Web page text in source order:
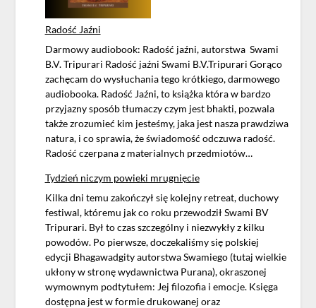
Radość Jaźni
Darmowy audiobook: Radość jaźni, autorstwa Swami
B.V. Tripurari Radość jaźni Swami B.V.Tripurari Gorąco
zachęcam do wysłuchania tego krótkiego, darmowego
audiobooka. Radość Jaźni, to książka która w bardzo
przyjazny sposób tłumaczy czym jest bhakti, pozwala
także zrozumieć kim jesteśmy, jaka jest nasza prawdziwa
natura, i co sprawia, że świadomość odczuwa radość.
Radość czerpana z materialnych przedmiotów…
Tydzień niczym powieki mrugnięcie
Kilka dni temu zakończył się kolejny retreat, duchowy
festiwal, któremu jak co roku przewodził Swami BV
Tripurari. Był to czas szczególny i niezwykły z kilku
powodów. Po pierwsze, doczekaliśmy się polskiej
edycji Bhagawadgity autorstwa Swamiego (tutaj wielkie
ukłony w stronę wydawnictwa Purana), okraszonej
wymownym podtytułem: Jej filozofia i emocje. Księga
dostępna jest w formie drukowanej oraz